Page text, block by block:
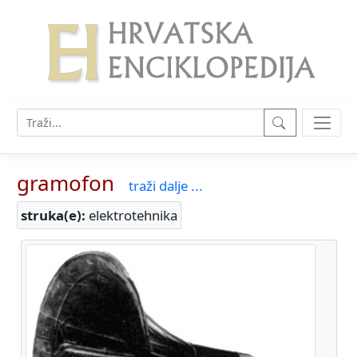
gramofon
traži dalje ...
struka(e): elektrotehnika